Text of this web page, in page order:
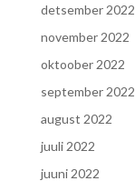
detsember 2022
november 2022
oktoober 2022
september 2022
august 2022
juuli 2022
juuni 2022